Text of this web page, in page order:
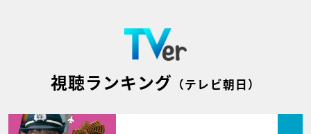
視聴ランキング （テレビ朝日）